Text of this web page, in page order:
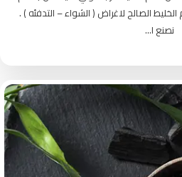
الصالح لاغراض ( الشواء – التدفئه ) .
نصنع ا...